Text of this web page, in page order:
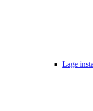
Lage